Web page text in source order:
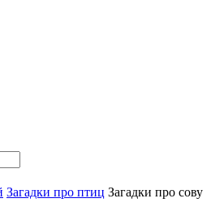
Загадки про птиц Загадки про сову